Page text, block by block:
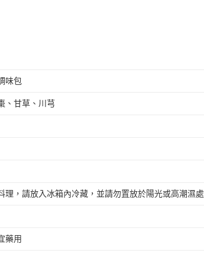
味包
、甘草、川芎
理，請放入冰箱內冷藏，並請勿置放於陽光或高潮濕處
藥用